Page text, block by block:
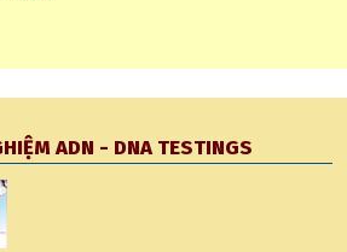
ADN - DNA TESTINGS